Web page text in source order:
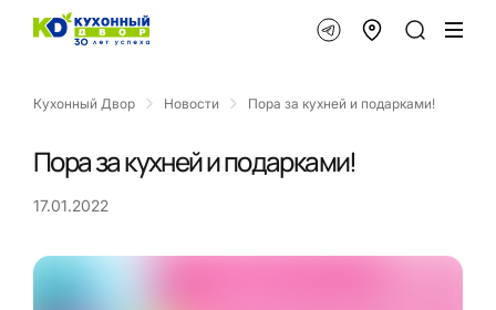
Кухонный Двор Новости Пора за кухней и подарками!
Пора за кухней и подарками!
17.01.2022